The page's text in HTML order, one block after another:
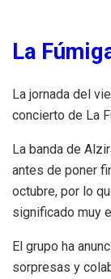
La
La jornada del
concierto de La
La banda de
antes de poner
octubre, por lo
significado muy
El grupo ha
sorpresas y